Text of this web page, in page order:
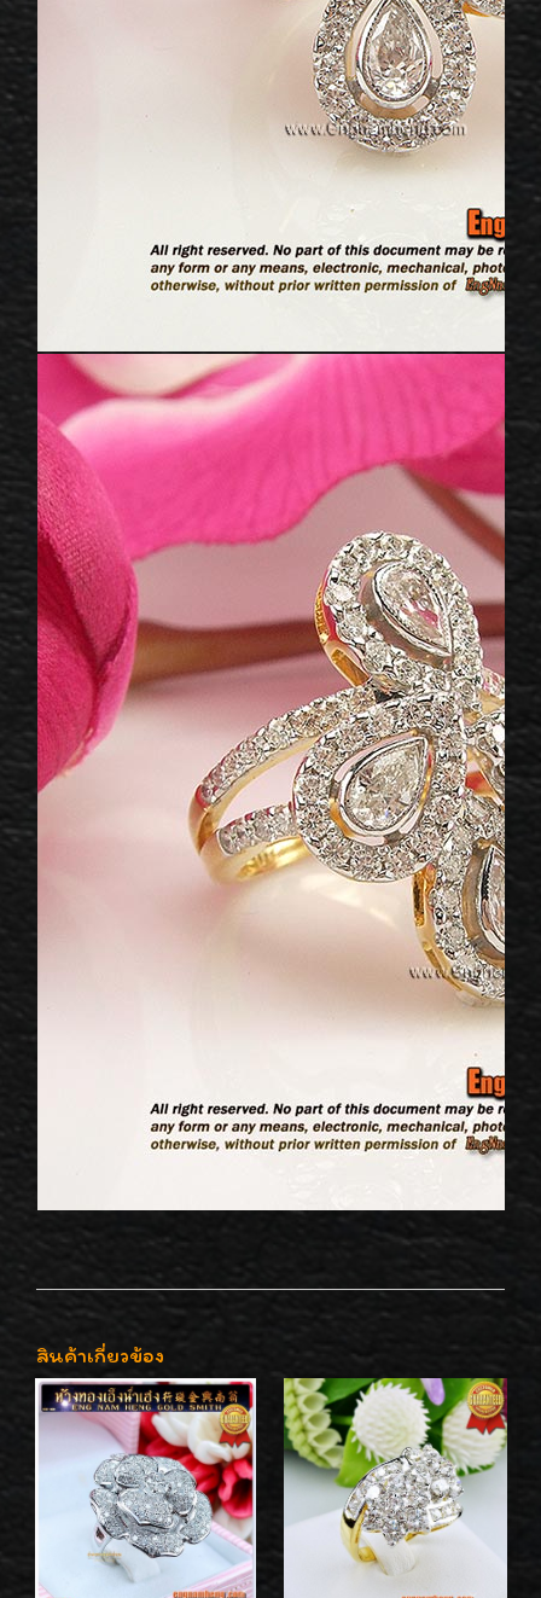
สินค้าเกี่ยวข้อง